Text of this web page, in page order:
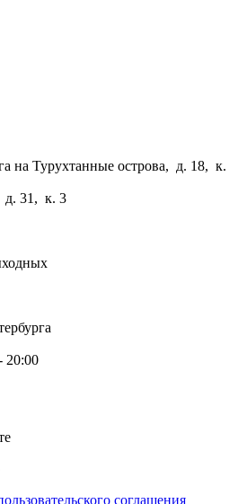
на Турухтанные острова, д. 18, к.
д. 31, к. 3
20:00
соглашения